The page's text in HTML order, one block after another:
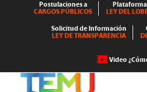
Postulaciones a
CARGOS PÚBLICOS
Plataforma
LEY DEL
Solicitud de Información
LEY DE TRANSPARENCIA
Video